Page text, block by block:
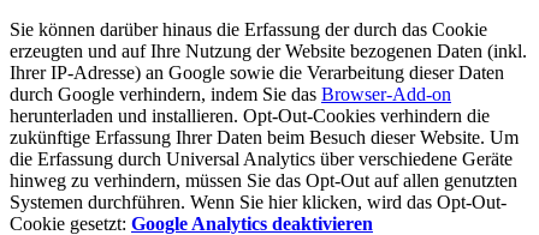
Sie können darüber hinaus die Erfassung der durch das Cookie
erzeugten und auf Ihre Nutzung der Website bezogenen Daten (inkl.
Ihrer IP-Adresse) an Google sowie die Verarbeitung dieser Daten
durch Google verhindern, indem Sie das Browser-Add-on
herunterladen und installieren. Opt-Out-Cookies verhindern die
zukünftige Erfassung Ihrer Daten beim Besuch dieser Website. Um
die Erfassung durch Universal Analytics über verschiedene Geräte
hinweg zu verhindern, müssen Sie das Opt-Out auf allen genutzten
Systemen durchführen. Wenn Sie hier klicken, wird das Opt-Out-
Cookie gesetzt: Google Analytics deaktivieren